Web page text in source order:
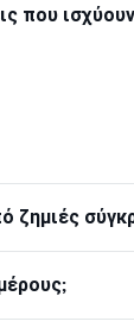
που
ζημιές